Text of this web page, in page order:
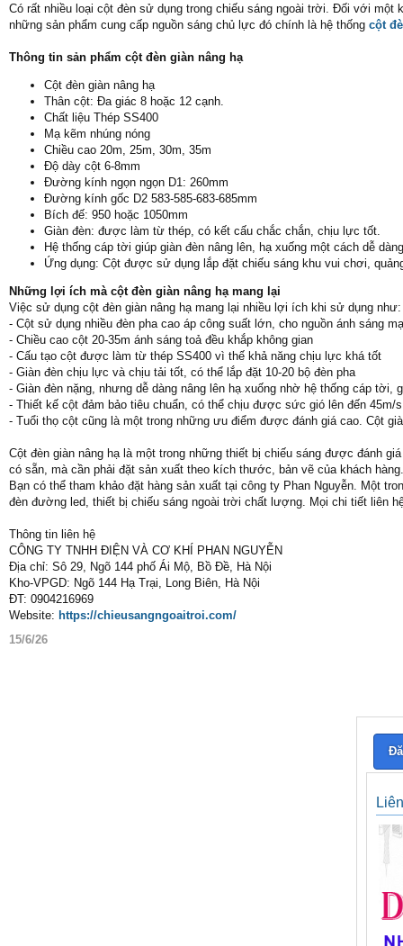
Có rất nhiều loại cột đèn sử dụng trong chiếu sáng ngoài trời. Đối với
những sản phẩm cung cấp nguồn sáng chủ lực đó chính là hệ thống cột
Thông tin sản phẩm cột đèn giàn nâng hạ
Cột đèn giàn nâng hạ
Thân cột: Đa giác 8 hoặc 12 cạnh.
Chất liệu Thép SS400
Mạ kẽm nhúng nóng
Chiều cao 20m, 25m, 30m, 35m
Độ dày cột 6-8mm
Đường kính ngọn ngọn D1: 260mm
Đường kính gốc D2 583-585-683-685mm
Bích đế: 950 hoặc 1050mm
Giàn đèn: được làm từ thép, có kết cấu chắc chắn, chịu lực tốt.
Hệ thống cáp tời giúp giàn đèn nâng lên, hạ xuống một cách dễ dàng
Ứng dụng: Cột được sử dụng lắp đặt chiếu sáng khu vui chơi,
Những lợi ích mà cột đèn giàn nâng hạ mang lại
Việc sử dụng cột đèn giàn nâng hạ mang lại nhiều lợi ích khi sử dụng như:
- Cột sử dụng nhiều đèn pha cao áp công suất lớn, cho nguồn ánh sáng
- Chiều cao cột 20-35m ánh sáng toả đều khắp không gian
- Cấu tạo cột được làm từ thép SS400 vì thế khả năng chịu lực khá tốt
- Giàn đèn chịu lực và chịu tải tốt, có thể lắp đặt 10-20 bộ đèn pha
- Giàn đèn nặng, nhưng dễ dàng nâng lên hạ xuống nhờ hệ thống cáp
- Thiết kế cột đảm bảo tiêu chuẩn, có thể chịu được sức gió lên đến
- Tuổi thọ cột cũng là một trong những ưu điểm được đánh giá cao. Cột
Cột đèn giàn nâng hạ là một trong những thiết bị chiếu sáng được đánh
có sẵn, mà cần phải đặt sản xuất theo kích thước, bản vẽ của khách hàng.
Bạn có thể tham khảo đặt hàng sản xuất tại công ty Phan Nguyễn. Một
đèn đường led, thiết bị chiếu sáng ngoài trời chất lượng. Mọi chi tiết liên
Thông tin liên hệ
CÔNG TY TNHH ĐIỆN VÀ CƠ KHÍ PHAN NGUYỄN
Địa chỉ: Sô 29, Ngõ 144 phố Ái Mộ, Bồ Đề, Hà Nội
Kho-VPGD: Ngõ 144 Hạ Trại, Long Biên, Hà Nội
ĐT: 0904216969
Website: https://chieusangngoaitroi.com/
15/6/26